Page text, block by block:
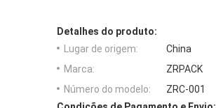
Detalhes do produto:
Lugar de origem:
China
Marca:
ZRPACK
Número do modelo:
ZRC-001